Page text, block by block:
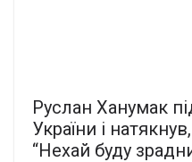
Руслан Ханумак
України і
“Нехай буду